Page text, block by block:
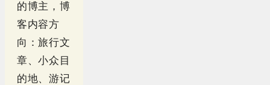
的博主，博
客内容方
向：旅行文
章、小众目
的地、游记